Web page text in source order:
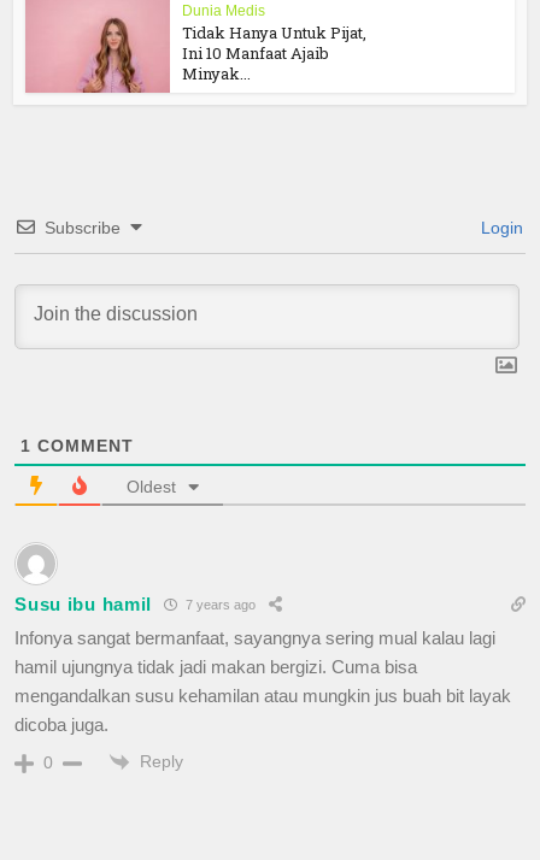
Dunia Medis
Tidak Hanya Untuk Pijat,
Ini 10 Manfaat Ajaib
Minyak...
Subscribe Login
1 COMMENT
Oldest
Susu ibu hamil 7 years ago
Infonya sangat bermanfaat, sayangnya sering mual kalau lagi
hamil ujungnya tidak jadi makan bergizi. Cuma bisa
mengandalkan susu kehamilan atau mungkin jus buah bit layak
dicoba juga.
0 Reply